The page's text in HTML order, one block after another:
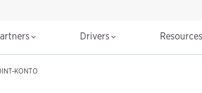
Drivers
KONTO